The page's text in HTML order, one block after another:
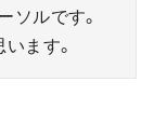
ソルです。
ます。